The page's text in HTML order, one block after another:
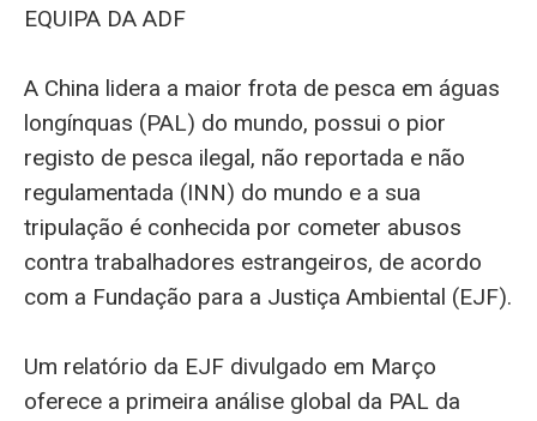
EQUIPA DA ADF
A China lidera a maior frota de pesca em águas
longínquas (PAL) do mundo, possui o pior
registo de pesca ilegal, não reportada e não
regulamentada (INN) do mundo e a sua
tripulação é conhecida por cometer abusos
contra trabalhadores estrangeiros, de acordo
com a Fundação para a Justiça Ambiental (EJF).
Um relatório da EJF divulgado em Março
oferece a primeira análise global da PAL da